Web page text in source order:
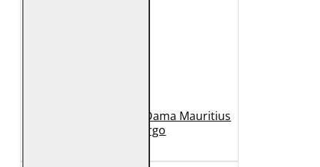
Geaca Lunga de Piele Dama Mauritius
Bej GWMargo